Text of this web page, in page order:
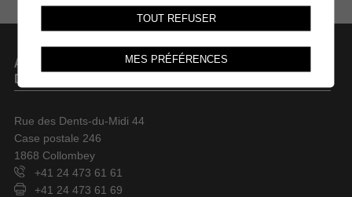
ADMINISTRATION COMMUNALE
DE COLLOMBEY-MURAZ
Rue des Dents-du-Midi 44
Case postale 246
1868 Collombey
+41 24 473 61 61
+41 24 473 61 69
TOUT REFUSER
MES PRÉFÉRENCES